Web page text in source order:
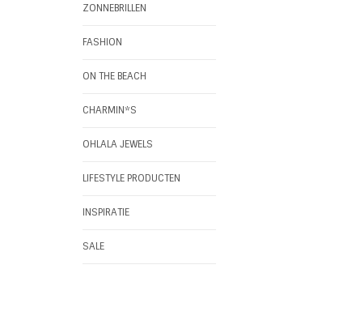
ZONNEBRILLEN
FASHION
ON THE BEACH
CHARMIN*S
OHLALA JEWELS
LIFESTYLE PRODUCTEN
INSPIRATIE
SALE